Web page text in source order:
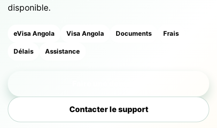
disponible.
eVisa Angola Visa Angola Documents Frais
Délais Assistance
Contacter le support